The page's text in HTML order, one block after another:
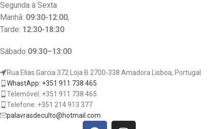
Segunda à Sexta
Manhã: 09:30-12:00,
Tarde: 12:30-18:30
Sábado 09:30–13:00
Rua Elias Garcia 372 Loja B 2700-338 Amadora Lisboa, Portugal
WhastApp: +351 911 738 465
Telemóvel: +351 911 738 465
Telefone: +351 214 913 377
palavrasdeculto@hotmail.com